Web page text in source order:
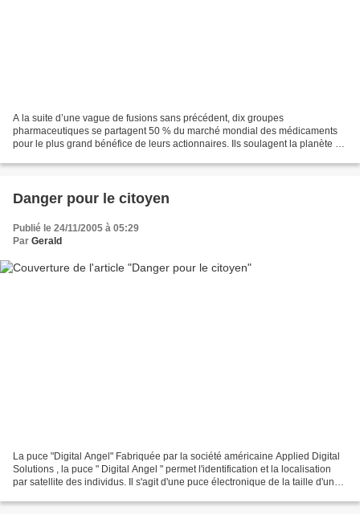
A la suite d’une vague de fusions sans précédent, dix groupes
pharmaceutiques se partagent 50 % du marché mondial des médicaments
pour le plus grand bénéfice de leurs actionnaires. Ils soulagent la planète et
Danger pour le citoyen
Publié le 24/11/2005 à 05:29
Par Gerald
La puce "Digital Angel" Fabriquée par la société américaine Applied Digital
Solutions , la puce " Digital Angel " permet l'identification et la localisation
par satellite des individus. Il s'agit d'une puce électronique de la taille d'un